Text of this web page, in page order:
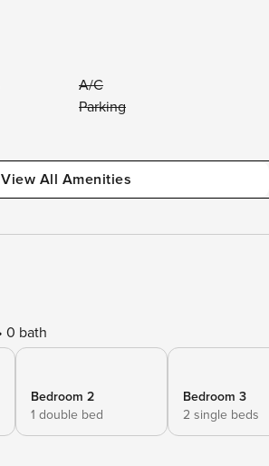
A/C
Parking
View All Amenities
0 bath
Bedroom 2
1 double bed
Bedroom 3
2 single beds